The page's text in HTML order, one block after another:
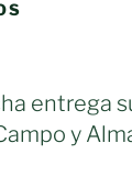
entrega
y